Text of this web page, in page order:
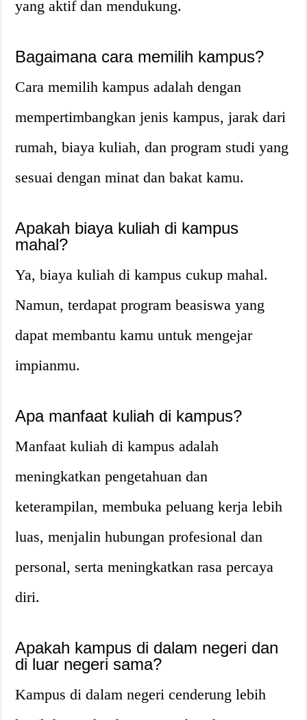
yang aktif dan mendukung.
Bagaimana cara memilih kampus?
Cara memilih kampus adalah dengan
mempertimbangkan jenis kampus, jarak dari
rumah, biaya kuliah, dan program studi yang
sesuai dengan minat dan bakat kamu.
Apakah biaya kuliah di kampus
mahal?
Ya, biaya kuliah di kampus cukup mahal.
Namun, terdapat program beasiswa yang
dapat membantu kamu untuk mengejar
impianmu.
Apa manfaat kuliah di kampus?
Manfaat kuliah di kampus adalah
meningkatkan pengetahuan dan
keterampilan, membuka peluang kerja lebih
luas, menjalin hubungan profesional dan
personal, serta meningkatkan rasa percaya
diri.
Apakah kampus di dalam negeri dan
di luar negeri sama?
Kampus di dalam negeri cenderung lebih